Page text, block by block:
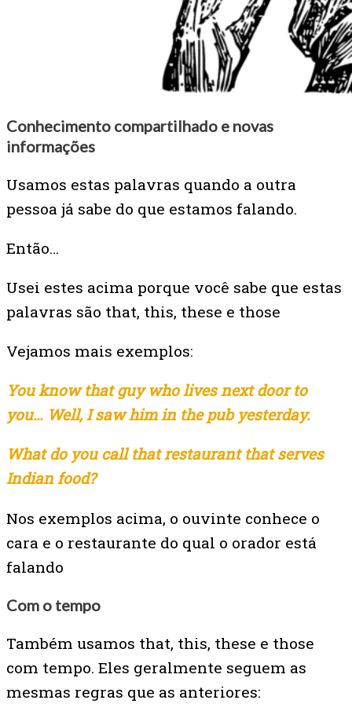
Conhecimento compartilhado e novas
informações
Usamos estas palavras quando a outra
pessoa já sabe do que estamos falando.
Então…
Usei estes acima porque você sabe que estas
palavras são that, this, these e those
Vejamos mais exemplos:
You know that guy who lives next door to
you… Well, I saw him in the pub yesterday.
What do you call that restaurant that serves
Indian food?
Nos exemplos acima, o ouvinte conhece o
cara e o restaurante do qual o orador está
falando
Com o tempo
Também usamos that, this, these e those
com tempo. Eles geralmente seguem as
mesmas regras que as anteriores: